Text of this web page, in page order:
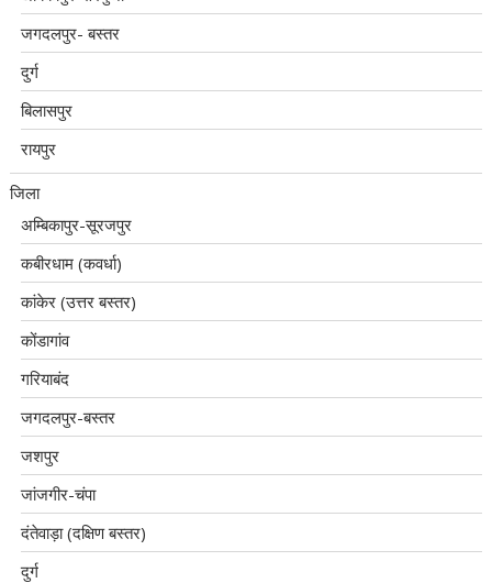
जगदलपुर- बस्तर
दुर्ग
बिलासपुर
रायपुर
जिला
अम्बिकापुर-सूरजपुर
कबीरधाम (कवर्धा)
कांकेर (उत्तर बस्तर)
कोंडागांव
गरियाबंद
जगदलपुर-बस्तर
जशपुर
जांजगीर-चंपा
दंतेवाड़ा (दक्षिण बस्तर)
दुर्ग